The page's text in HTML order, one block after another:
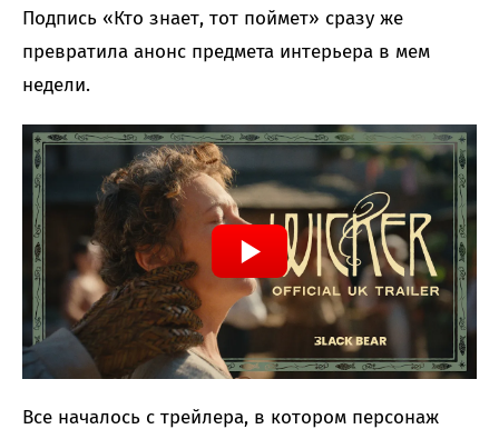
Подпись «Кто знает, тот поймет» сразу же
превратила анонс предмета интерьера в мем
недели.
Все началось с трейлера, в котором персонаж